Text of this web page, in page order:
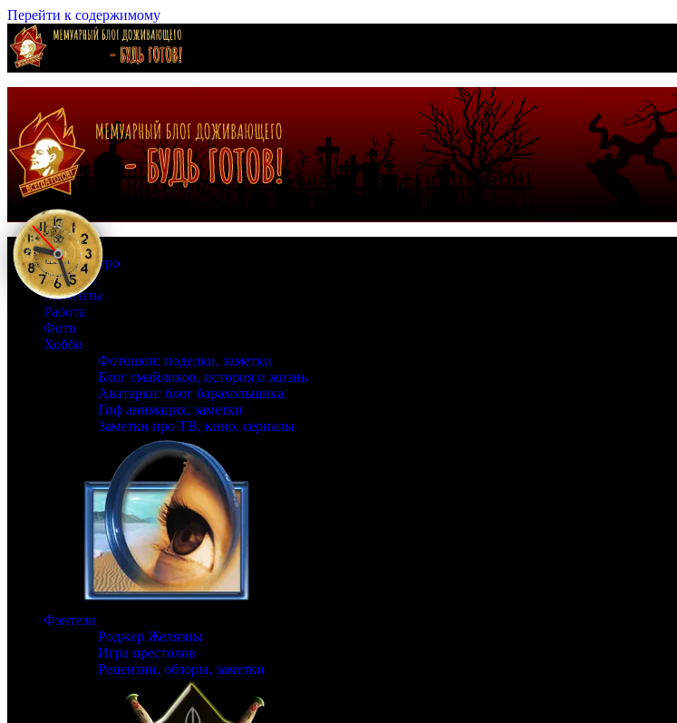
Перейти к содержимому
Страна Зеро
Времена
Моменты
Работа
Фото
Хобби
Фотошоп: поделки, заметки
Блог смайликов, история и жизнь
Аватарки: блог барахольщика
Гиф анимация, заметки
Заметки про ТВ, кино, сериалы
Фэнтези
Роджер Желязны
Игра престолов
Рецензии, обзоры, заметки